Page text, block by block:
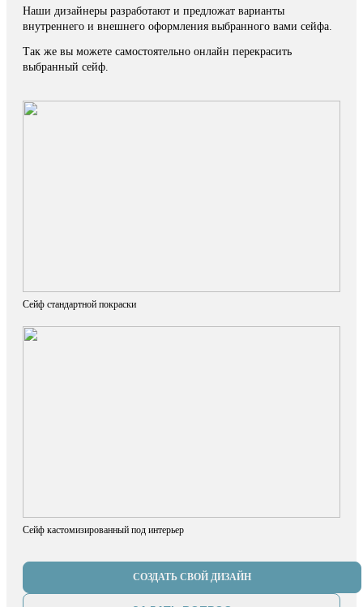
Наши дизайнеры разработают и предложат варианты
внутреннего и внешнего оформления выбранного вами сейфа.
Так же вы можете самостоятельно онлайн перекрасить
выбранный сейф.
Сейф стандартной покраски
Сейф кастомизированный под интерьер
СОЗДАТЬ СВОЙ ДИЗАЙН